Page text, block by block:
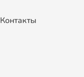
Контакты